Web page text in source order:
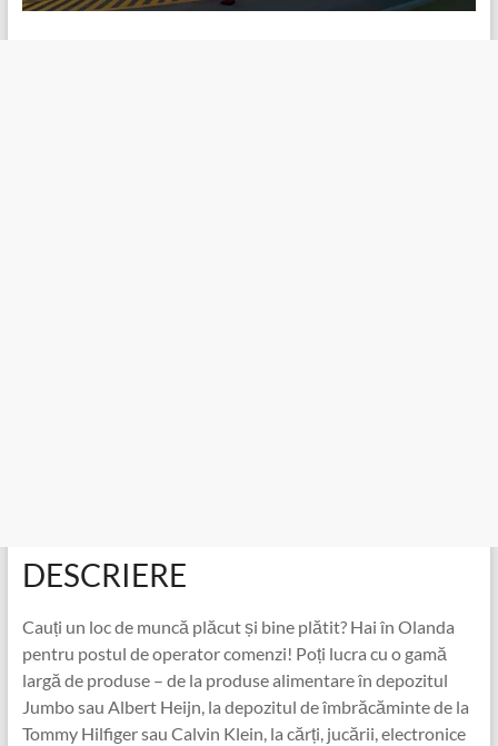
DESCRIERE
Cauți un loc de muncă plăcut și bine plătit? Hai în Olanda
pentru postul de operator comenzi! Poți lucra cu o gamă
largă de produse – de la produse alimentare în depozitul
Jumbo sau Albert Heijn, la depozitul de îmbrăcăminte de la
Tommy Hilfiger sau Calvin Klein, la cărți, jucării, electronice